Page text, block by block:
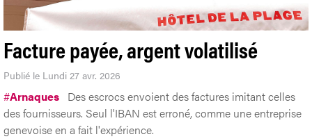
Facture payée, argent volatilisé
Publié le Lundi 27 avr. 2026
#Arnaques Des escrocs envoient des factures imitant celles
des fournisseurs. Seul l'IBAN est erroné, comme une entreprise
genevoise en a fait l'expérience.